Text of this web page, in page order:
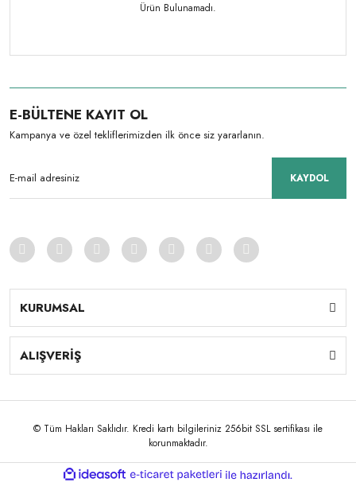
Ürün Bulunamadı.
E-BÜLTENE KAYIT OL
Kampanya ve özel tekliflerimizden ilk önce siz yararlanın.
KAYDOL
KURUMSAL
ALIŞVERİŞ
© Tüm Hakları Saklıdır. Kredi kartı bilgileriniz 256bit SSL sertifikası ile
korunmaktadır.
ideasoft
e-